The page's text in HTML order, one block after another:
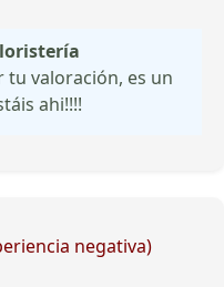
tu valoración, es un
ahi!!!!
negativa)